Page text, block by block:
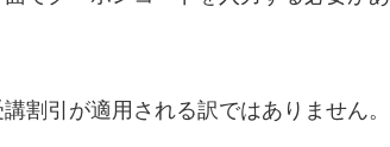
割引が適用される訳ではありません。